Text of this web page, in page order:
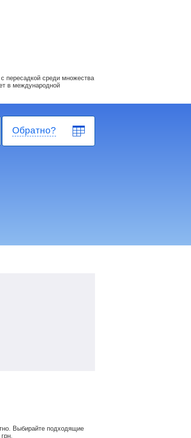
пересадкой среди множества
в международной
Обратно?
Выбирайте подходящие
грн.